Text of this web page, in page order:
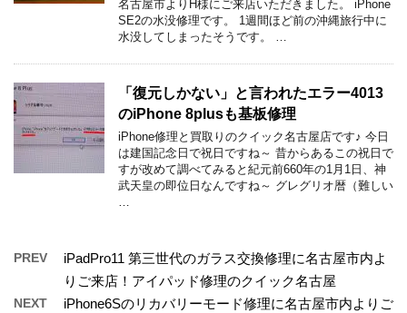
名古屋市よりH様にご来店いただきました。 iPhone
SE2の水没修理です。 1週間ほど前の沖縄旅行中に
水没してしまったそうです。 …
「復元しかない」と言われたエラー4013
のiPhone 8plusも基板修理
iPhone修理と買取りのクイック名古屋店です♪ 今日
は建国記念日で祝日ですね～ 昔からあるこの祝日で
すが改めて調べてみると紀元前660年の1月1日、神
武天皇の即位日なんですね～ グレグリオ暦（難しい
…
PREV
iPadPro11 第三世代のガラス交換修理に名古屋市内よ
りご来店！アイパッド修理のクイック名古屋
NEXT
iPhone6Sのリカバリーモード修理に名古屋市内よりご